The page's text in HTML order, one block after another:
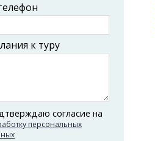
к туру
согласие на
персональных